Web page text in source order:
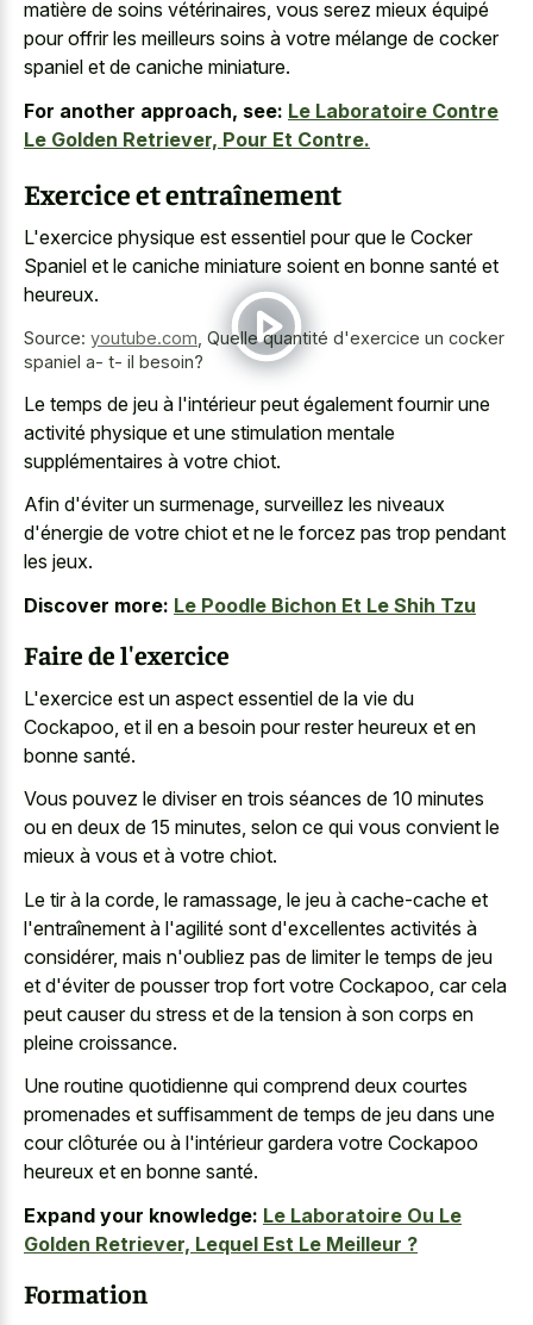
matière de soins vétérinaires, vous serez mieux équipé
pour offrir les meilleurs soins à votre mélange de cocker
spaniel et de caniche miniature.
For another approach, see: Le Laboratoire Contre
Le Golden Retriever, Pour Et Contre.
Exercice et entraînement
L'exercice physique est essentiel pour que le Cocker
Spaniel et le caniche miniature soient en bonne santé et
heureux.
Source: youtube.com Quelle quantité d'exercice un cocker
spaniel a- t- il besoin?
Le temps de jeu à l'intérieur peut également fournir une
activité physique et une stimulation mentale
supplémentaires à votre chiot.
Afin d'éviter un surmenage, surveillez les niveaux
d'énergie de votre chiot et ne le forcez pas trop pendant
les jeux.
Discover more: Le Poodle Bichon Et Le Shih Tzu
Faire de l'exercice
L'exercice est un aspect essentiel de la vie du
Cockapoo, et il en a besoin pour rester heureux et en
bonne santé.
Vous pouvez le diviser en trois séances de 10 minutes
ou en deux de 15 minutes, selon ce qui vous convient le
mieux à vous et à votre chiot.
Le tir à la corde, le ramassage, le jeu à cache-cache et
l'entraînement à l'agilité sont d'excellentes activités à
considérer, mais n'oubliez pas de limiter le temps de jeu
et d'éviter de pousser trop fort votre Cockapoo, car cela
peut causer du stress et de la tension à son corps en
pleine croissance.
Une routine quotidienne qui comprend deux courtes
promenades et suffisamment de temps de jeu dans une
cour clôturée ou à l'intérieur gardera votre Cockapoo
heureux et en bonne santé.
Expand your knowledge: Le Laboratoire Ou Le
Golden Retriever, Lequel Est Le Meilleur ?
Formation